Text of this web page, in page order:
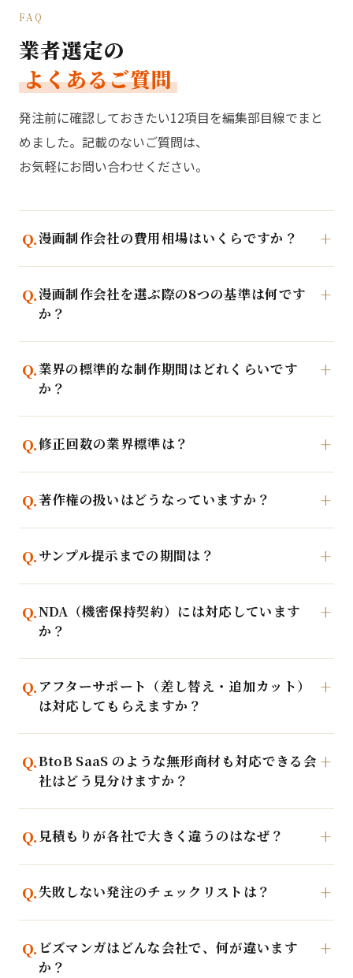
FAQ
業者選定の
よくあるご質問
発注前に確認しておきたい12項目を編集部目線でまと
めました。記載のないご質問は、
お気軽にお問い合わせください。
漫画制作会社の費用相場はいくらですか？
漫画制作会社を選ぶ際の8つの基準は何です
か？
業界の標準的な制作期間はどれくらいです
か？
修正回数の業界標準は？
著作権の扱いはどうなっていますか？
サンプル提示までの期間は？
NDA（機密保持契約）には対応しています
か？
アフターサポート（差し替え・追加カット）
は対応してもらえますか？
BtoB SaaS のような無形商材も対応できる会
社はどう見分けますか？
見積もりが各社で大きく違うのはなぜ？
失敗しない発注のチェックリストは？
ビズマンガはどんな会社で、何が違います
か？